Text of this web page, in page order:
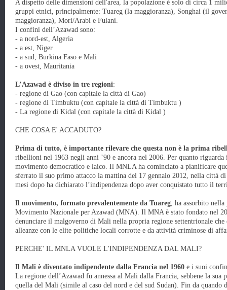
A dispetto delle dimensioni dell'area, la popolazione è solo di circa 1
gruppi etnici, principalmente: Tuareg (la maggioranza), Songhai (il
maggioranza), Mori/Arabi e Fulani.
I confini dell’Azawad sono:
- a nord-est, Algeria
- a est, Niger
- a sud, Burkina Faso e Mali
- a ovest, Mauritania
L’Azawad è diviso in tre regioni:
- regione di Gao (con capitale la città di Gao)
- regione di Timbuktu (con capitale la città di Timbuktu )
- La regione di Kidal (con capitale la città di Kidal )
CHE COSA E' ACCADUTO?
Prima di tutto, è importante rilevare che questa non è la prima
ribellioni nel 1963 negli anni ’90 e ancora nel 2006. Per quanto
movimento democratico e laico. Il MNLA ha cominciato a pianificare
sferrato il suo primo attacco la mattina del 17 gennaio 2012, nella città
mesi dopo ha dichiarato l’indipendenza dopo aver conquistato tutto il
Il movimento, formato prevalentemente da Tuareg, ha assorbito
Movimento Nazionale per Azawad (MNA). Il MNA è stato fondato nel
denunciare il malgoverno di Mali nella propria regione settentrionale che
alleanze con le elite politiche locali corrotte e da attività criminose di
PERCHE' IL MNLA VUOLE L'INDIPENDENZA DAL MALI?
Il Mali è diventato indipendente dalla Francia nel 1960 e i suoi
La regione dell’Azawad fu annessa al Mali dalla Francia, sebbene la sua
quella del Mali (simile al caso del nord e del sud Sudan). Fin da quando